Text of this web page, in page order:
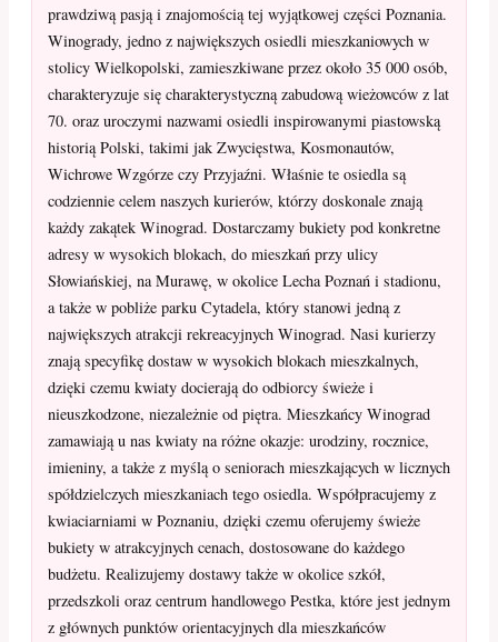
prawdziwą pasją i znajomością tej wyjątkowej części Poznania.
Winogrady, jedno z największych osiedli mieszkaniowych w
stolicy Wielkopolski, zamieszkiwane przez około 35 000 osób,
charakteryzuje się charakterystyczną zabudową wieżowców z lat
70. oraz uroczymi nazwami osiedli inspirowanymi piastowską
historią Polski, takimi jak Zwycięstwa, Kosmonautów,
Wichrowe Wzgórze czy Przyjaźni. Właśnie te osiedla są
codziennie celem naszych kurierów, którzy doskonale znają
każdy zakątek Winograd. Dostarczamy bukiety pod konkretne
adresy w wysokich blokach, do mieszkań przy ulicy
Słowiańskiej, na Murawę, w okolice Lecha Poznań i stadionu,
a także w pobliże parku Cytadela, który stanowi jedną z
największych atrakcji rekreacyjnych Winograd. Nasi kurierzy
znają specyfikę dostaw w wysokich blokach mieszkalnych,
dzięki czemu kwiaty docierają do odbiorcy świeże i
nieuszkodzone, niezależnie od piętra. Mieszkańcy Winograd
zamawiają u nas kwiaty na różne okazje: urodziny, rocznice,
imieniny, a także z myślą o seniorach mieszkających w licznych
spółdzielczych mieszkaniach tego osiedla. Współpracujemy z
kwiaciarniami w Poznaniu, dzięki czemu oferujemy świeże
bukiety w atrakcyjnych cenach, dostosowane do każdego
budżetu. Realizujemy dostawy także w okolice szkół,
przedszkoli oraz centrum handlowego Pestka, które jest jednym
z głównych punktów orientacyjnych dla mieszkańców